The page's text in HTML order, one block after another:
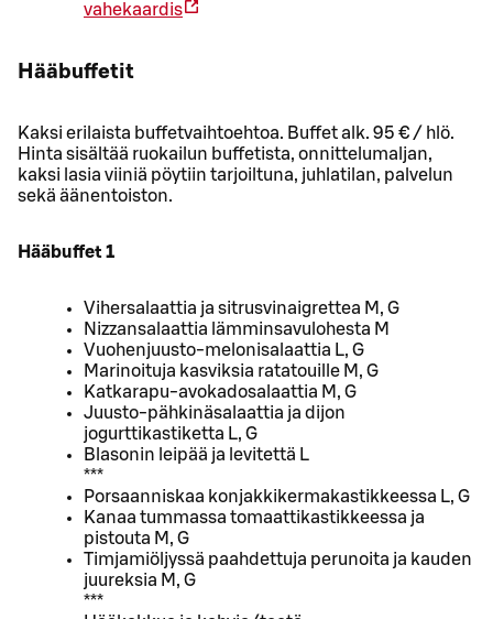
vahekaardis
Hääbuffetit
Kaksi erilaista buffetvaihtoehtoa. Buffet alk. 95 € / hlö.
Hinta sisältää ruokailun buffetista, onnittelumaljan,
kaksi lasia viiniä pöytiin tarjoiltuna, juhlatilan, palvelun
sekä äänentoiston.
Hääbuffet 1
Vihersalaattia ja sitrusvinaigrettea M, G
Nizzansalaattia lämminsavulohesta M
Vuohenjuusto-melonisalaattia L, G
Marinoituja kasviksia ratatouille M, G
Katkarapu-avokadosalaattia M, G
Juusto-pähkinäsalaattia ja dijon
jogurttikastiketta L, G
Blasonin leipää ja levitettä L
***
Porsaanniskaa konjakkikermakastikkeessa L, G
Kanaa tummassa tomaattikastikkeessa ja
pistouta M, G
Timjamiöljyssä paahdettuja perunoita ja kauden
juureksia M, G
***